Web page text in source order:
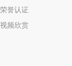
荣誉认证
视频欣赏